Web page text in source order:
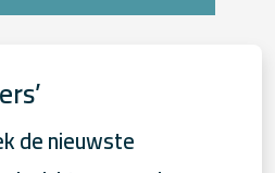
de nieuwste